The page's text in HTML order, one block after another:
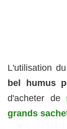
L'utilisation
bel humus
d'acheter de
grands